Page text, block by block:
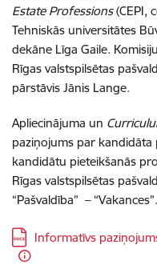
Estate Professions(CEPI,
Tehniskās universitātes
dekāne Līga Gaile.
Rīgas valstspilsētas
pārstāvis Jānis Lange.
Apliecinājuma un
paziņojums par
kandidātu pieteikšanās
Rīgas valstspilsētas
“Pašvaldība” – “Vakances”.
Lejupielādēt:
Informatīvs